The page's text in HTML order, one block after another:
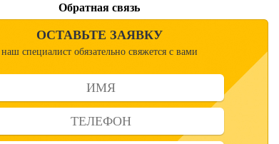
Обратная связь
ОСТАВЬТЕ ЗАЯВКУ
наш специалист обязательно свяжется с вами